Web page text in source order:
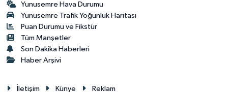
Yunusemre Hava Durumu
Yunusemre Trafik Yoğunluk Haritası
Puan Durumu ve Fikstür
Tüm Manşetler
Son Dakika Haberleri
Haber Arşivi
İletişim Künye Reklam